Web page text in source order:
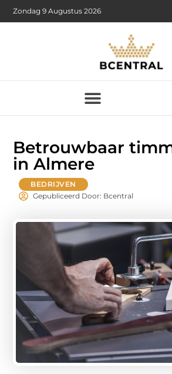
Zondag 9 Augustus 2026
Betrouwbaar
in Almere
BEDRIJVEN
Gepubliceerd Door: Bcentral